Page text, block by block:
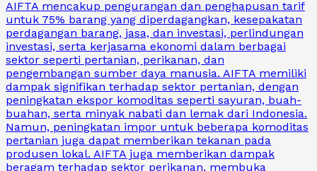
AIFTA mencakup pengurangan dan penghapusan tarif
untuk 75% barang yang diperdagangkan, kesepakatan
perdagangan barang, jasa, dan investasi, perlindungan
investasi, serta kerjasama ekonomi dalam berbagai
sektor seperti pertanian, perikanan, dan
pengembangan sumber daya manusia. AIFTA memiliki
dampak signifikan terhadap sektor pertanian, dengan
peningkatan ekspor komoditas seperti sayuran, buah-
buahan, serta minyak nabati dan lemak dari Indonesia.
Namun, peningkatan impor untuk beberapa komoditas
pertanian juga dapat memberikan tekanan pada
produsen lokal. AIFTA juga memberikan dampak
beragam terhadap sektor perikanan, membuka